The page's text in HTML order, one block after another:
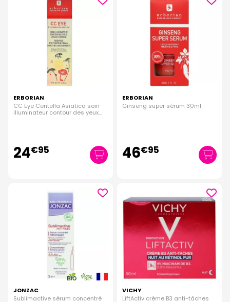
ERBORIAN
CC Eye Centella Asiatica soin
illuminateur contour des yeux
24€95
ERBORIAN
Ginseng super sérum 30ml
46€95
JONZAC
Sublimactive sérum concentré
VICHY
LiftActiv crème B3 anti-tâches